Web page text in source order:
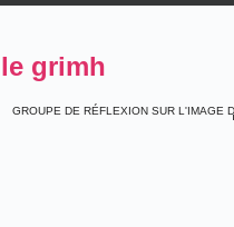
le grimh
GROUPE DE RÉFLEXION SUR L'IMAGE